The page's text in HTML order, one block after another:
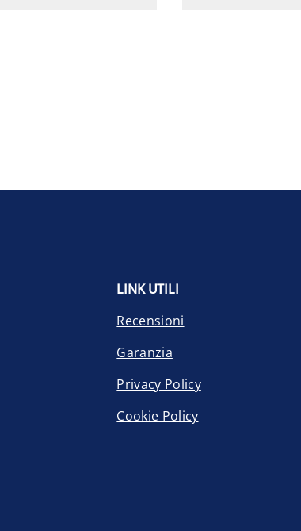
LINK UTILI
Recensioni
Garanzia
Privacy Policy
Cookie Policy